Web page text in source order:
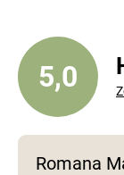
5,0
Romana